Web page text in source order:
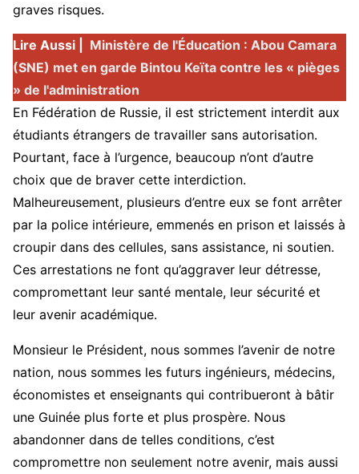
graves risques.
Lire Aussi |
Ministère de l'Éducation : Abou Camara
(SNE) met en garde Bintou Keïta contre les « pièges
» de l'administration
En Fédération de Russie, il est strictement interdit aux
étudiants étrangers de travailler sans autorisation.
Pourtant, face à l’urgence, beaucoup n’ont d’autre
choix que de braver cette interdiction.
Malheureusement, plusieurs d’entre eux se font arrêter
par la police intérieure, emmenés en prison et laissés à
croupir dans des cellules, sans assistance, ni soutien.
Ces arrestations ne font qu’aggraver leur détresse,
compromettant leur santé mentale, leur sécurité et
leur avenir académique.
Monsieur le Président, nous sommes l’avenir de notre
nation, nous sommes les futurs ingénieurs, médecins,
économistes et enseignants qui contribueront à bâtir
une Guinée plus forte et plus prospère. Nous
abandonner dans de telles conditions, c’est
compromettre non seulement notre avenir, mais aussi